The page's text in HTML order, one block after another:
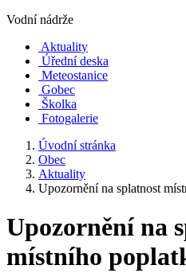
Vodní nádrže
Aktuality
Úřední deska
Meteostanice
Gobec
Školka
Fotogalerie
Úvodní stránka
Obec
Aktuality
Upozornění na splatnost
Upozornění na
místního